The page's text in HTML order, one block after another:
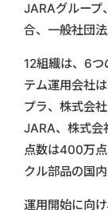
JARAグループ
合、一般社団法
12組織は、6つ
テム運用会社
プラ、株式会
JARA、株式会
点数は400万
クル部品の国
運用開始に向